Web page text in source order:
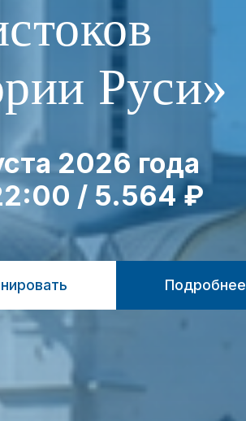
Руси»
2026 года
/ 5.564 ₽
Подробнее